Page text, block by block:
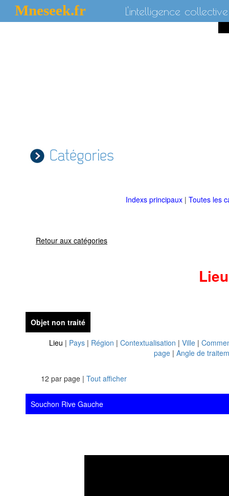
Mneseek.fr L'intelligence collective
Catégories
Indexs principaux | Toutes les
Retour aux catégories
Lieu
Objet non traité
Lieu | Pays| Région | Contextualisation | Ville|
page | Angle de
12 par page | Tout afficher
Souchon Rive Gauche